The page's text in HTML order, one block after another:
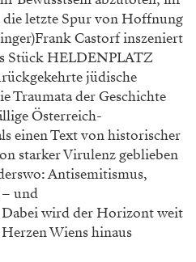
die letzte Spur von Hoffnung
Castorf inszeniert
Stück HELDENPLATZ
jüdische
Traumata der Geschichte
Österreich-
einen Text von historischer
starker Virulenz geblieben
Antisemitismus,
und
Dabei wird der Horizont weit
Wiens hinaus